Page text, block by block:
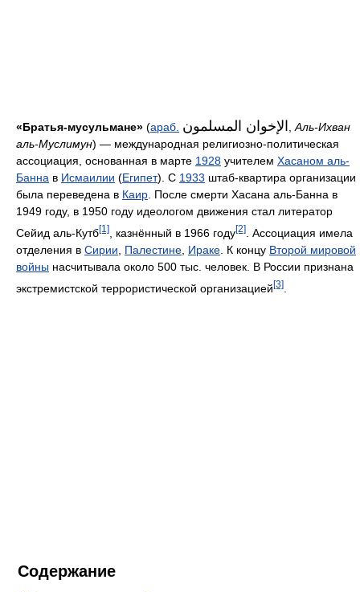
«Братья-мусульмане» (араб. الإخوان المسلمون
Аль-Ихван
аль-Муслимун) — международная религиозно-политическая
ассоциация, основанная в марте 1928 учителем Хасаном аль-
Банна в Исмаилии (Египет). С 1933 штаб-квартира организации
была переведена в Каир . После смерти Хасана аль-Банна в
1949 году, в 1950 году идеологом движения стал литератор
Сейид аль-Кутб[1] , казнённый в 1966 году[2]
. Ассоциация имела
отделения в Сирии Палестине Ираке . К концу Второй мировой
войны насчитывала около 500 тыс. человек. В России признана
экстремистской террористической организацией[3]
Содержание